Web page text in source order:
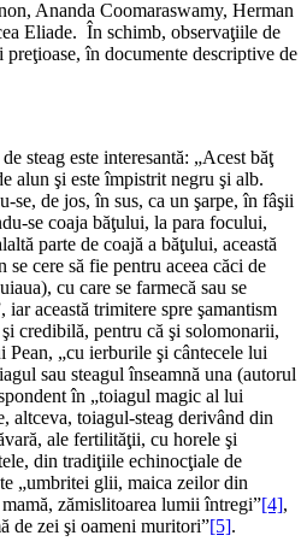
Ananda Coomaraswamy, Herman
Eliade. În schimb, observaţiile de
în documente descriptive de
steag este interesantă: „Acest băţ
alun şi este împistrit negru şi alb.
se, de jos, în sus, ca un şarpe, în fâşii
se coaja băţului, la para focului,
parte de coajă a băţului, această
se cere să fie pentru aceea căci de
cu care se farmecă sau se
iar această trimitere spre şamantism
credibilă, pentru că şi solomonarii,
„cu ierburile şi cântecele lui
sau steagul înseamnă una (autorul
în „toiagul magic al lui
altceva, toiagul-steag derivând din
ale fertilităţii, cu horele şi
din tradiţiile echinocţiale de
„umbritei glii, maica zeilor din
zămislitoarea lumii întregi”[4],
de zei şi oameni muritori”[5].